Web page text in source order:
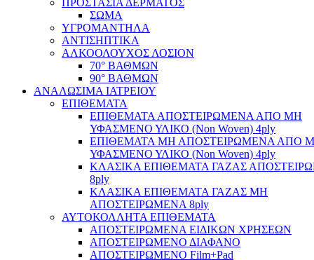
ΠΡΟΣΤΑΣΙΑ ΔΕΡΜΑΤΟΣ
ΣΩΜΑ
ΥΓΡΟΜΑΝΤΗΛΑ
ΑΝΤΙΣΗΠΤΙΚΑ
ΑΛΚΟΟΛΟΥΧΟΣ ΛΟΣΙΟΝ
70° ΒΑΘΜΩΝ
90° ΒΑΘΜΩΝ
ΑΝΑΛΩΣΙΜΑ ΙΑΤΡΕΙΟΥ
ΕΠΙΘΕΜΑΤΑ
ΕΠΙΘΕΜΑΤΑ ΑΠΟΣΤΕΙΡΩΜΕΝΑ ΑΠΟ ΜΗ
ΥΦΑΣΜΕΝΟ ΥΛΙΚΟ (Non Woven) 4ply
ΕΠΙΘΕΜΑΤΑ ΜΗ ΑΠΟΣΤΕΙΡΩΜΕΝΑ ΑΠΟ
ΥΦΑΣΜΕΝΟ ΥΛΙΚΟ (Non Woven) 4ply
ΚΛΑΣΙΚΑ ΕΠΙΘΕΜΑΤΑ ΓΑΖΑΣ
8ply
ΚΛΑΣΙΚΑ ΕΠΙΘΕΜΑΤΑ ΓΑΖΑΣ ΜΗ
ΑΠΟΣΤΕΙΡΩΜΕΝΑ 8ply
ΑΥΤΟΚΟΛΛΗΤΑ ΕΠΙΘΕΜΑΤΑ
ΑΠΟΣΤΕΙΡΩΜΕΝΑ ΕΙΔΙΚΩΝ ΧΡΗΣΕΩΝ
ΑΠΟΣΤΕΙΡΩΜΕΝΟ ΔΙΑΦΑΝΟ
ΑΠΟΣΤΕΙΡΩΜΕΝΟ Film+Pad